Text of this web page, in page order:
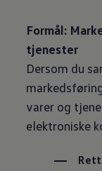
Formål:
tjenester
Dersom du
varer og
elektroniske